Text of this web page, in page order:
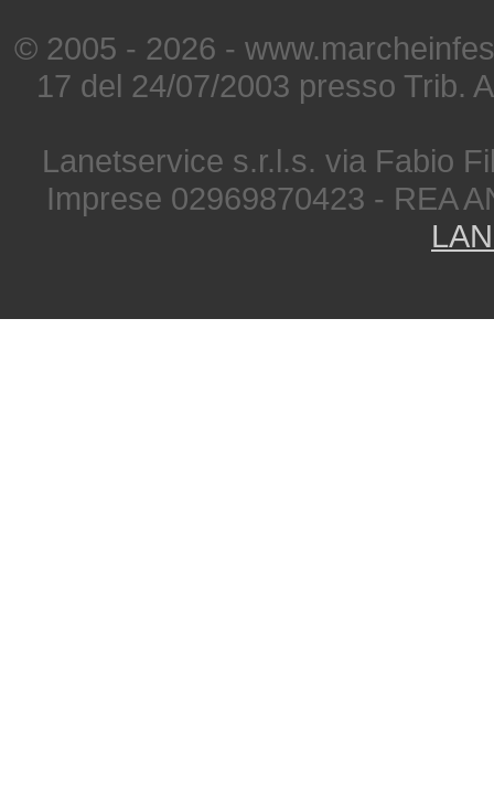
© 2005 - 2026 -
17 del 24/07/2003 presso Trib.
Lanetservice s.r.l.s. via Fabio
Imprese 02969870423 - REA